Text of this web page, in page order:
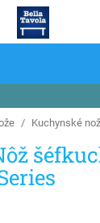
/ Kuchynské